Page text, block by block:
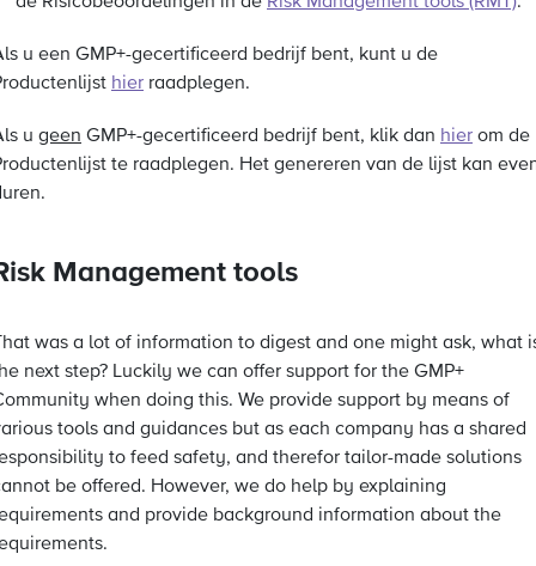
u een GMP+-gecertificeerd bedrijf bent, kunt u de
hier raadplegen.
u geen GMP+-gecertificeerd bedrijf bent, klik dan hier om de
te raadplegen. Het genereren van de lijst kan
Management tools
was a lot of information to digest and one might ask, what
next step? Luckily we can offer support for the GMP+
when doing this. We provide support by means of
tools and guidances but as each company has a shared
to feed safety, and therefor tailor-made solutions
be offered. However, we do help by explaining
and provide background information about the